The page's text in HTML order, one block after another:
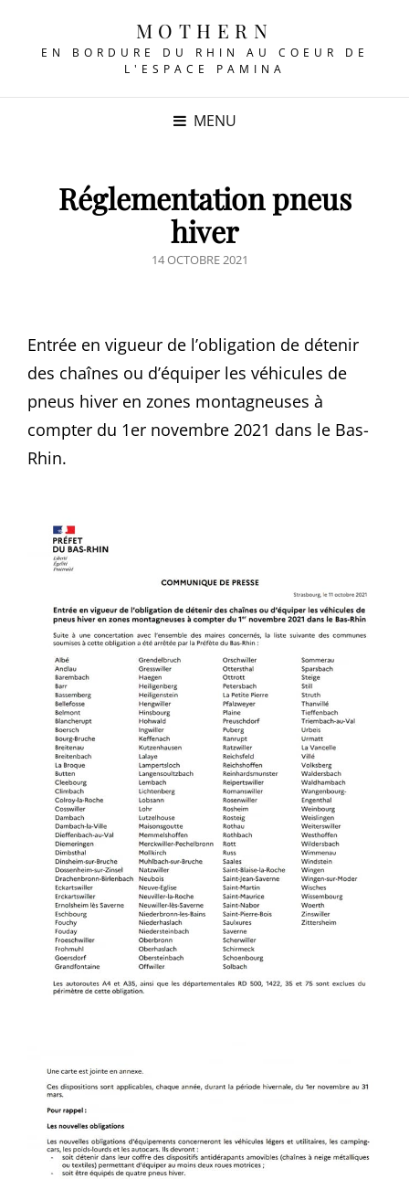
MOTHERN
EN BORDURE DU RHIN AU COEUR DE
L'ESPACE PAMINA
MENU
Réglementation pneus
hiver
POSTED
14 OCTOBRE 2021
Entrée en vigueur de l’obligation de détenir
des chaînes ou d’équiper les véhicules de
pneus hiver en zones montagneuses à
compter du 1er novembre 2021 dans le Bas-
Rhin.